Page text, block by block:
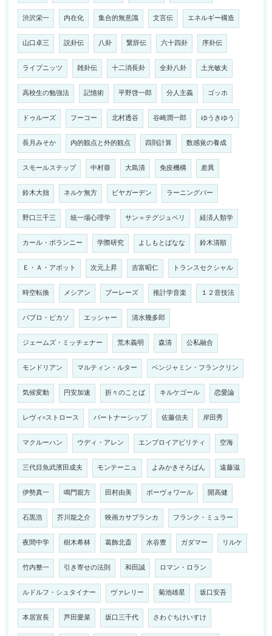
渋沢栄一 内在化 集合的無意識 文言伝 エネルギー構造
山口卓三 説卦伝 八卦 繋辞伝 六十四卦 序卦伝
ライプニッツ 雑卦伝 十二消長卦 全卦八卦 土光敏夫
高校生の勉強法 記憶術 平野啓一郎 分人主義 ゴッホ
ドゥルーズ フーコー 北村透谷 谷崎潤一郎 ゆうきゆう
長月みそか 内的観点と外的観点 四則計算 数感覚の養成
スモールステップ 中村蓉 大島清 免疫機構 差異
鈴木大拙 ネルケ無方 ビヤガーデン ラーニングバー
野口三千三 統一場心理学 サン＝テグジュペリ 経済人類学
カール・ポランニー 学際研究 よしもとばなな 鈴木清順
Ｅ・Ａ・アボット 次元上昇 吉富昭仁 トランスセクシャル
時空転換 メシアン ブーレーズ 推計学音楽 １２音技法
パブロ・ピカソ エッシャー 清水幾多郎
ジェームズ・ミッチェナー 荒木義明 森清 公私融合
モンドリアン マルティン・ルター ベンジャミン・フランクリン
気候変動 円安加速 折々のことば キルケゴール 恋愛論
レヴィ=ストロース パートナーシップ 佐藤信夫 岸田秀
マクルーハン ウディ・アレン エンプロイアビリティ 空海
三代目魚武濱田成夫 モンテーニュ よみかきそろばん 遠藤滋
伊勢真一 鳴門親方 田村由美 ボーヴォワール 開高健
石黒浩 芥川龍之介 映画カサブランカ フランク・ミュラー
夜間中学 樹木希林 葛飾北斎 水谷豊 ガダマー リルケ
竹内整一 引き寄せの法則 和田誠 ロマン・ロラン
ルドルフ・シュタイナー ヴァレリー 菊池雄星 坂口安吾
本居宣長 芦田愛菜 坂口三千代 さわぐちけいすけ